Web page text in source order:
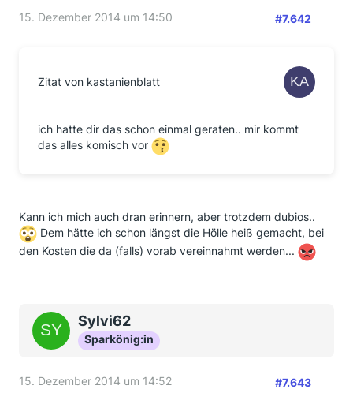
15. Dezember 2014 um 14:50 #7.642
Zitat von kastanienblatt
ich hatte dir das schon einmal geraten.. mir kommt
das alles komisch vor
Kann ich mich auch dran erinnern, aber trotzdem dubios..
Dem hätte ich schon längst die Hölle heiß gemacht, bei
den Kosten die da (falls) vorab vereinnahmt werden...
Sylvi62
Sparkönig:in
15. Dezember 2014 um 14:52 #7.643